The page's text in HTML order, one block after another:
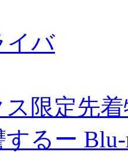
イバ
ス限定先
るー